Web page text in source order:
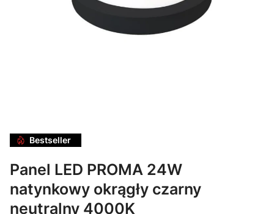
Bestseller
Panel LED PROMA 24W
natynkowy okrągły czarny
neutralny 4000K